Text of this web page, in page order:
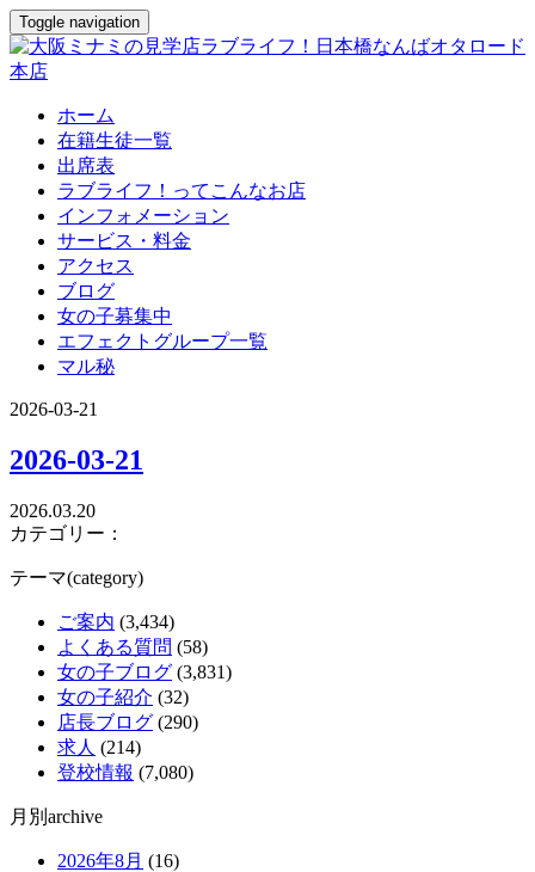
Toggle navigation
ホーム
在籍生徒一覧
出席表
ラブライフ！ってこんなお店
インフォメーション
サービス・料金
アクセス
ブログ
女の子募集中
エフェクトグループ一覧
マル秘
2026-03-21
2026-03-21
2026.03.20
カテゴリー：
テーマ(category)
ご案内 (3,434)
よくある質問 (58)
女の子ブログ (3,831)
女の子紹介 (32)
店長ブログ (290)
求人 (214)
登校情報 (7,080)
月別archive
2026年8月 (16)